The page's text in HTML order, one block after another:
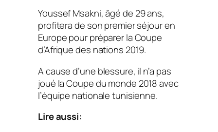
Youssef Msakni, âgé de 29 ans,
profitera de son premier séjour en
Europe pour préparer la Coupe
d’Afrique des nations 2019.
A cause d’une blessure, il n’a pas
joué la Coupe du monde 2018 avec
l’équipe nationale tunisienne.
Lire aussi: